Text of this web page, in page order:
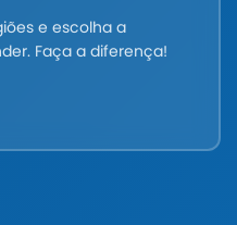
e escolha a
Faça a diferença!